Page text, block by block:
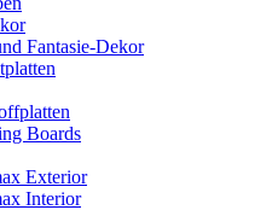
Fantasie-Dekor
Boards
Exterior
Interior